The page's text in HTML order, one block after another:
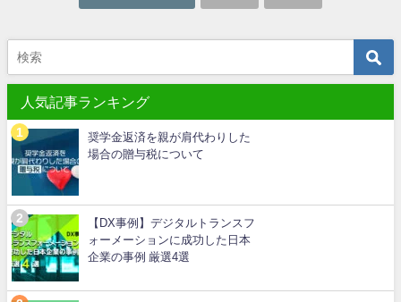
人気記事ランキング
奨学金返済を親が肩代わりした
場合の贈与税について
【DX事例】デジタルトランスフ
ォーメーションに成功した日本
企業の事例 厳選4選